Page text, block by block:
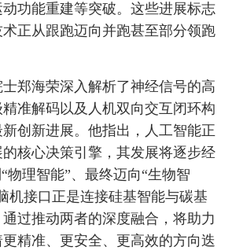
功能重建等突破。这些进展标志
正从跟跑迈向并跑甚至部分领跑
郑海荣深入解析了神经信号的高
准解码以及人机双向交互闭环构
创新进展。他指出，人工智能正
核心决策引擎，其发展将逐步经
物理智能”、最终迈向“生物智
机接口正是连接硅基智能与碳基
过推动两者的深度融合，将助力
精准、更安全、更高效的方向迭